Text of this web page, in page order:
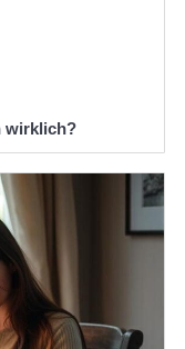
wirklich?